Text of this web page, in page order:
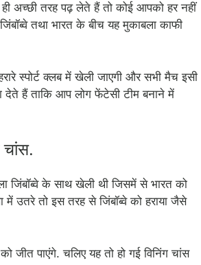
अच्छी तरह पढ़ लेते हैं तो कोई आपको हर नहीं
तथा भारत के बीच यह मुकाबला काफी
स्पोर्ट क्लब में खेली जाएगी और सभी मैच इसी
देते हैं ताकि आप लोग फेंटेसी टीम बनाने में
चांस.
जिंबॉब्वे के साथ खेली थी जिसमें से भारत को
में उतरे तो इस तरह से जिंबॉब्वे को हराया जैसे
जीत पाएंगे. चलिए यह तो हो गई विनिंग चांस